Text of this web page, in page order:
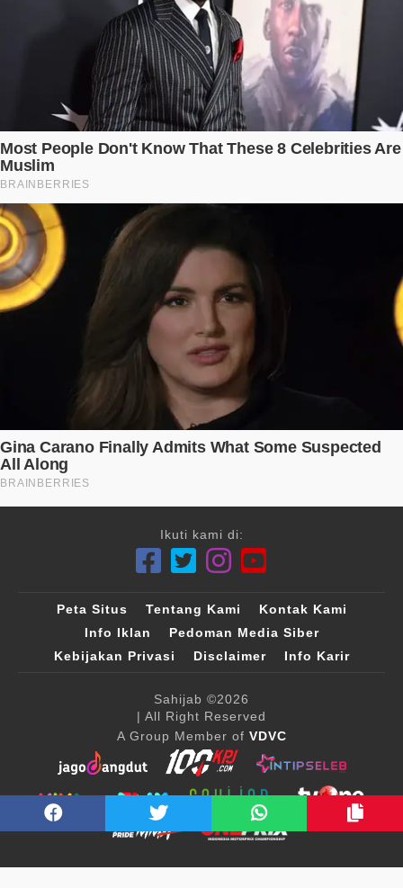
Ikuti kami di:
Peta Situs Tentang Kami
Kontak Kami
Info Iklan
Pedoman Media Siber
Kebijakan Privasi
Disclaimer Info Karir
Sahijab ©2026
| All Right Reserved
A Group Member of VDVC